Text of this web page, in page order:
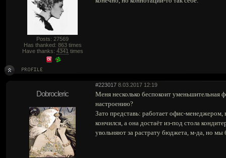
Posts: 27569
Has thanked: 863times
Have thanks: 4341 times
#223017 8.03.2017 12:19
Dobrocleric
Меня несколько беспокоит
настроению?
Зато представь: работает офис-менеджером,
кончился, а она достаёт из-под стола
увольняют за растрату бюджета, м-да, но мы